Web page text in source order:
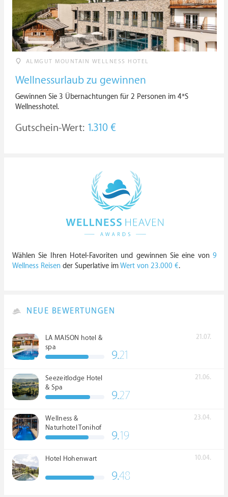
ALMGUT MOUNTAIN WELLNESS HOTEL
Wellnessurlaub zu gewinnen
Gewinnen Sie 3 Übernachtungen für 2 Personen im 4*S
Wellnesshotel.
Gutschein-Wert: 1.310 €
Wählen Sie Ihren Hotel-Favoriten und gewinnen Sie eine von 9
Wellness Reisen der Superlative imWert von 23.000 €.
NEUE BEWERTUNGEN
LA MAISON hotel &
spa
21.07.
9.21
Seezeitlodge Hotel
& Spa
21.06.
9.27
Wellness &
Naturhotel Tonihof
****S
23.04.
9.19
Hotel Hohenwart 10.04.
9.48